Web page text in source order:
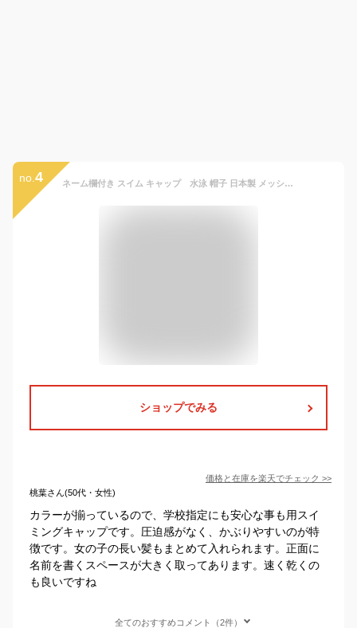
no. 4 ネーム欄付き スイム キャップ 水泳 帽子 日本製 メッシュ無地 スイミングキャップ 子供 幼児 大人 小学生 中学生 高校生 水泳 名前 メール便送料無料
ショップでみる
価格と在庫を楽天でチェック >>
桃葉さん(50代・女性)
カラーが揃っているので、学校指定にも安心な事も用スイ
ミングキャップです。圧迫感がなく、かぶりやすいのが特
徴です。女の子の長い髪もまとめて入れられます。正面に
名前を書くスペースが大きく取ってあります。速く乾くの
も良いですね
全てのおすすめコメント（2件）